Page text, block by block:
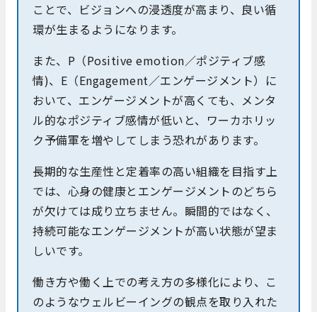
ことで、ビジョンへの浸透度が高まり、良い循
環が生まるようになります。
また、P（Positive emotion／ポジティブ感
情)、E（Engagement／エンゲージメント）に
おいて、エンゲージメントが高くても、メンタ
ル的なポジティブ感情が低いと、ワーカホリッ
ク予備軍を増やしてしまう恐れがあります。
長期的な生産性と定着率の高い組織を目指す上
では、心身の健康とエンゲージメントのどちら
が欠けては成り立ちません。瞬間的ではなく、
持続可能なエンゲージメントが高い状態が望ま
しいです。
働き方や働く上での考え方の多様化により、こ
のようなウェルビーイングの観点を取り入れた